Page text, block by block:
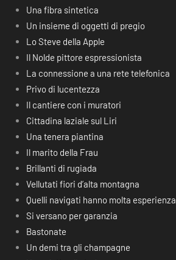
Una fibra sintetica
Un insieme di oggetti di pregio
Lo Steve della Apple
Il Nolde pittore espressionista
La connessione a una rete telefonica
Privo di lucentezza
Il cantiere con i muratori
Cittadina laziale sul Liri
Una tenera piantina
Il marito della Frau
Brillanti di rugiada
Vellutati fiori d’alta montagna
Quelli navigati hanno molta esperienza
Si versano per garanzia
Bastonate
Un demi tra gli champagne